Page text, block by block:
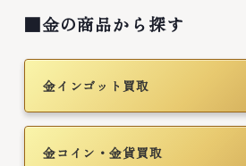
■金の商品から探す
金インゴット買取
金コイン・金貨買取